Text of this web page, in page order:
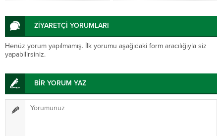
ZİYARETÇİ YORUMLARI
Henüz yorum yapılmamış. İlk yorumu aşağıdaki form aracılığıyla siz
yapabilirsiniz.
BİR YORUM YAZ